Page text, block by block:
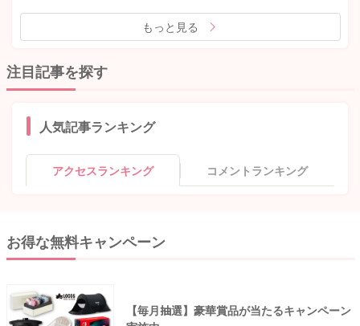
もっと見る
注目記事を探す
人気記事ランキング
アクセスランキング コメントランキング
お得な無料キャンペーン
【毎月抽選】豪華賞品が当たるキャンペーン